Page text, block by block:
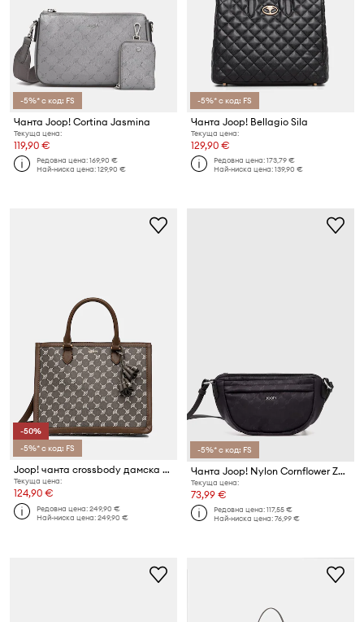
-5%* с код: FS
Чанта Joop! Cortina Jasmina
Текуща цена:
119,90 €
Редовна цена:169,90 €
Най-ниска цена:129,90 €
-5%* с код: FS
Чанта Joop! Bellagio Sila
Текуща цена:
129,90 €
Редовна цена:173,79 €
Най-ниска цена:139,90 €
-50%
-5%* с код: FS
Joop! чанта crossbody дамска Cortina Aurelia
Текуща цена:
124,90 €
Редовна цена:249,90 €
Най-ниска цена:249,90 €
-5%* с код: FS
Чанта Joop! Nylon Cornflower Zella
Текуща цена:
73,99 €
Редовна цена:117,55 €
Най-ниска цена:76,99 €